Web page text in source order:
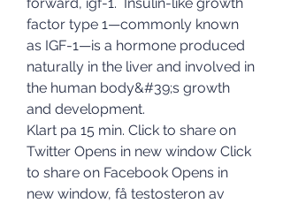
factor type 1—commonly known
as IGF-1—is a hormone produced
naturally in the liver and involved in
the human body&#39;s growth
and development.
Klart pa 15 min. Click to share on
Twitter Opens in new window Click
to share on Facebook Opens in
new window, få testosteron av